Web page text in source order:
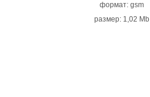
формат: gsm
размер: 1,02 Mb